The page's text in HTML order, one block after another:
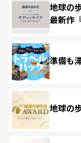
地球の
最新作
準備も
地球の